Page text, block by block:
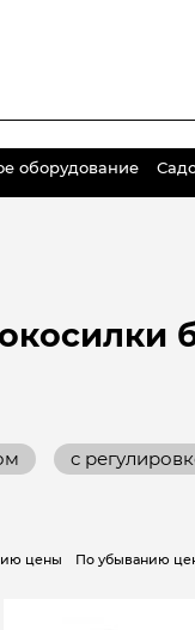
оборудование
c
цены По убыванию